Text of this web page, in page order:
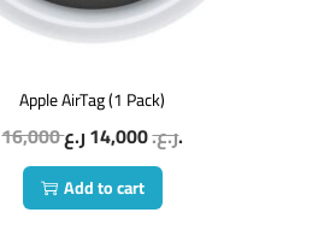
Apple AirTag (1 Pack)
16,000 ر.ع.14,000 ر.ع.
Add to cart